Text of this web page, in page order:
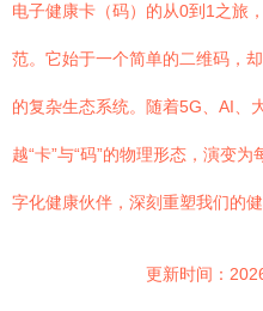
电子健康卡（码）的从0到1之旅
范。它始于一个简单的二维码，
的复杂生态系统。随着5G、AI、
越“卡”与“码”的物理形态，演变
字化健康伙伴，深刻重塑我们的健
更新时间：